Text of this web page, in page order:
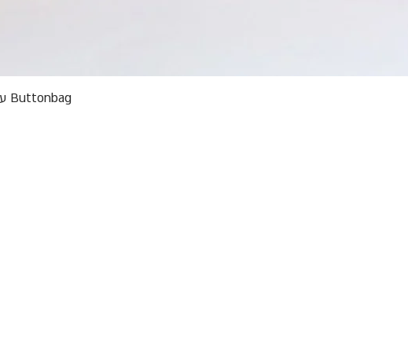
Buttonbag ערכת סריגה לילדים מבצע אריזות פגומות